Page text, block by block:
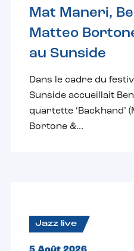
Mat Maneri,
Matteo
au Sunside
Dans le cadre du
Sunside accueillait
quartette ‘Backhand’
Bortone &...
Jazz live